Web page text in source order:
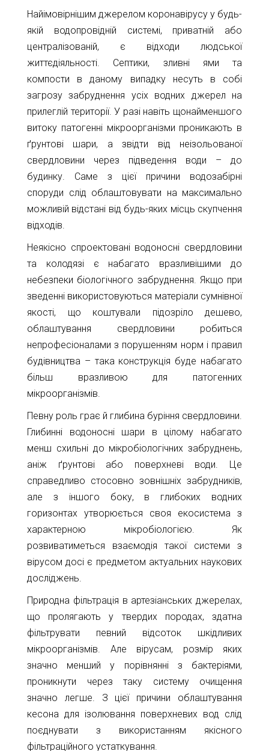
Найімовірнішим джерелом коронавірусу у будь-
якій водопровідній системі, приватній або
централізованій, є відходи людської
життєдіяльності. Септики, зливні ями та
компости в даному випадку несуть в собі
загрозу забруднення усіх водних джерел на
прилеглій території. У разі навіть щонайменшого
витоку патогенні мікроорганізми проникають в
ґрунтові шари, а звідти від неізольованої
свердловини через підведення води – до
будинку. Саме з цієї причини водозабірні
споруди слід облаштовувати на максимально
можливій відстані від будь-яких місць скупчення
відходів.
Неякісно спроектовані водоносні свердловини
та колодязі є набагато вразливішими до
небезпеки біологічного забруднення. Якщо при
зведенні використовуються матеріали сумнівної
якості, що коштували підозріло дешево,
облаштування свердловини робиться
непрофесіоналами з порушенням норм і правил
будівництва – така конструкція буде набагато
більш вразливою для патогенних
мікроорганізмів.
Певну роль грає й глибина буріння свердловини.
Глибинні водоносні шари в цілому набагато
менш схильні до мікробіологічних забруднень,
аніж ґрунтові або поверхневі води. Це
справедливо стосовно зовнішніх забрудників,
але з іншого боку, в глибоких водних
горизонтах утворюється своя екосистема з
характерною мікробіологією. Як
розвиватиметься взаємодія такої системи з
вірусом досі є предметом актуальних наукових
досліджень.
Природна фільтрація в артезіанських джерелах,
що пролягають у твердих породах, здатна
фільтрувати певний відсоток шкідливих
мікроорганізмів. Але вірусам, розмір яких
значно менший у порівнянні з бактеріями,
проникнути через таку систему очищення
значно легше. З цієї причини облаштування
кесона для ізолювання поверхневих вод слід
поєднувати з використанням якісного
фільтраційного устаткування.